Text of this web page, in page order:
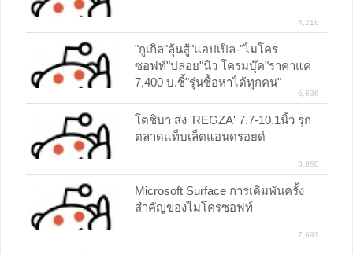
4,218
"กูเกิล"ลุ้นสู้"แอปเปิล-"ไมโคร
ซอฟท์"ปล่อย"นิว โครมบุ๊ค"ราคาแค่
7,400 บ.ชี้"รุ่นซื้อหาได้ทุกคน"
6,636
โตชิบา ส่ง 'REGZA' 7.7-10.1นิ้ว รุก
ตลาดแท็บเล็ตแอนดรอยด์
3,850
Microsoft Surface การเดิมพันครั้ง
สำคัญของไมโครซอฟท์
7,691